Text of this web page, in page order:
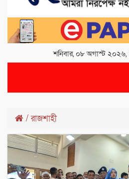
শনিবার, ০৮ অগাস্ট
/রাজশাহী